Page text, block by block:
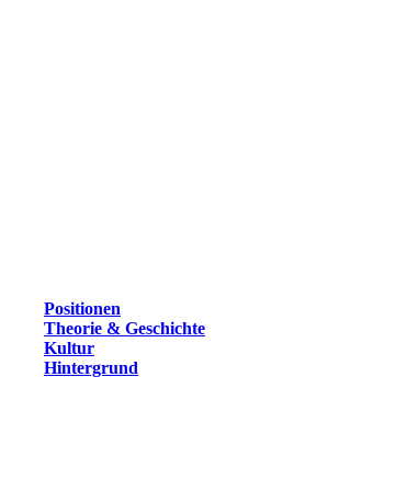
Positionen
Theorie & Geschichte
Kultur
Hintergrund